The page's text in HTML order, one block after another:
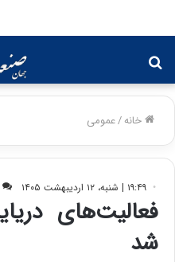
برای
خانه/عمومی
۱۹:۴۹ | شنبه، ۱۲ اردیبهشت ۱۴۰۵
فعالیت‌های
شد